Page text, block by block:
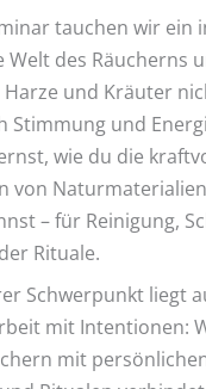
tauchen wir ein
Welt des Räucherns
Harze und Kräuter
Stimmung und
wie du die
von
– für Reinigung,
Rituale.
Schwerpunkt liegt
mit Intentionen:
mit